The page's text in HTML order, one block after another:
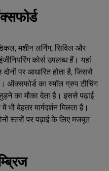
मशीन लर्निंग, सिविल और
कोर्स उपलब्ध हैं। यहां
पर आधारित होता है, जिससे
ऑक्सफोर्ड का स्मॉल ग्रुप टीचिंग
का मौका देता है। इससे पढ़ाई
बेहतर मार्गदर्शन मिलता है।
स्तरों पर पढ़ाई के लिए मजबूत